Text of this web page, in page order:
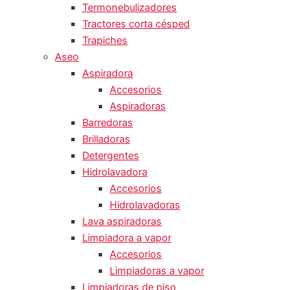
Termonebulizadores
Tractores corta césped
Trapiches
Aseo
Aspiradora
Accesorios
Aspiradoras
Barredoras
Brilladoras
Detergentes
Hidrolavadora
Accesorios
Hidrolavadoras
Lava aspiradoras
Limpiadora a vapor
Accesorios
Limpiadoras a vapor
Limpiadoras de piso